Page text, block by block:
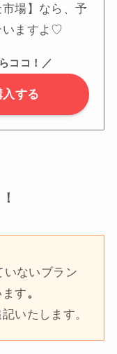
場】なら、予
いますよ♡
ココ！／
する
いないブラン
ます。
いたします。